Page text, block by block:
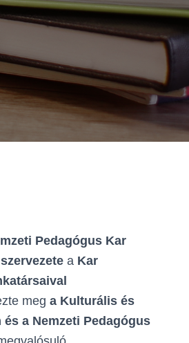
Pedagógus Kar
a Kar
meg a Kulturális és
a Nemzeti Pedagógus